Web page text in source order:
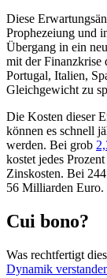
Diese
Prophezeiung und
Übergang in ein
mit der Finanzkrise
Portugal, Italien,
Gleichgewicht zu
Die Kosten dieser
können es schnell
werden. Bei grob
kostet jedes
Zinskosten. Bei
56 Milliarden Euro.
Cui bono?
Was rechtfertigt
Dynamik